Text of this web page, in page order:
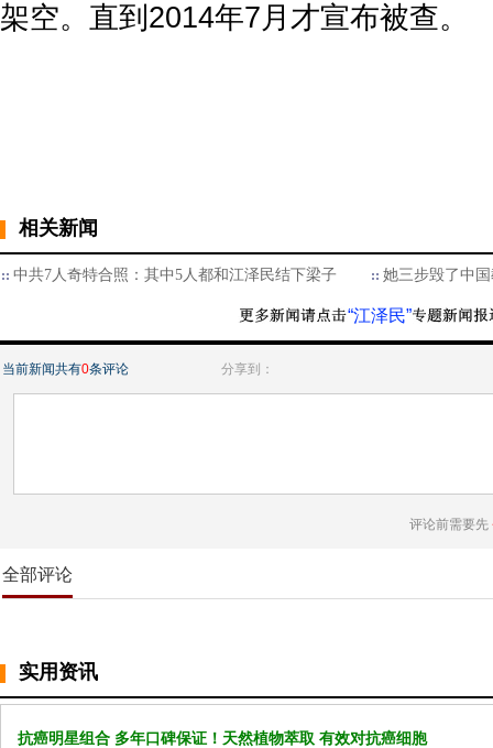
架空。直到2014年7月才宣布被查。
相关新闻
中共7人奇特合照：其中5人都和江泽民结下梁子 她三步毁了中
“江泽民”
当前新闻共有0条评论 分享到：
评论前需要先
全部评论
实用资讯
抗癌明星组合 多年口碑保证！天然植物萃取 有效对抗癌细胞